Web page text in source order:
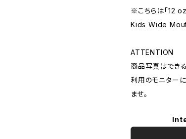
※こちらは「12
Kids Wide
ATTENTION
商品写真はでき
利用のモニター
ませ。